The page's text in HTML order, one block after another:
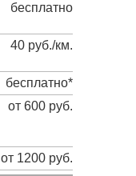
бесплатно
40 руб./км.
бесплатно*
от 600 руб.
от 1200 руб.